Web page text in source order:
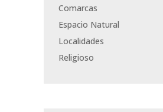
Comarcas
Espacio Natural
Localidades
Religioso